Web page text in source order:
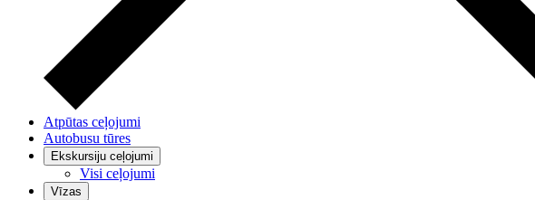
Atpūtas ceļojumi
Autobusu tūres
Ekskursiju ceļojumi
Visi ceļojumi
Vīzas